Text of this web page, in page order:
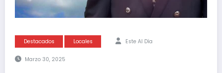
Destacados Locales Este Al Día
Marzo 30, 2025